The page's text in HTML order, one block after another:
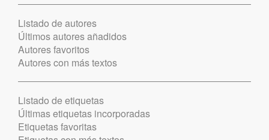
Listado de autores
Últimos autores añadidos
Autores favoritos
Autores con más textos
Listado de etiquetas
Últimas etiquetas incorporadas
Etiquetas favoritas